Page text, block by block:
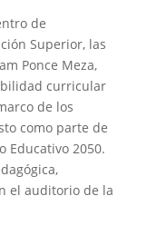
de
Superior, las
Ponce Meza,
curricular
de los
como parte de
Educativo 2050.
el auditorio de la